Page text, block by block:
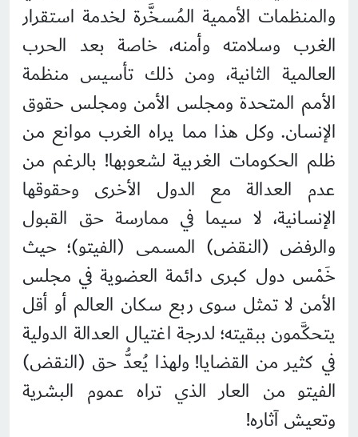
والمنظمات الأممية المُسخَّرة لخدمة استقرار
الغرب وسلامته وأمنه، خاصة بعد الحرب
العالمية الثانية، ومن ذلك تأسيس منظمة
الأمم المتحدة ومجلس الأمن ومجلس حقوق
الإنسان. وكل هذا مما يراه الغرب موانع من
ظلم الحكومات الغربية لشعوبها! بالرغم من
عدم العدالة مع الدول الأخرى وحقوقها
الإنسانية، لا سيما في ممارسة حق القبول
والرفض (النقض) المسمى (الفيتو)؛ حيث
خَمْس دول كبرى دائمة العضوية في مجلس
الأمن لا تمثل سوى ربع سكان العالم أو أقل
يتحكَّمون ببقيته؛ لدرجة اغتيال العدالة الدولية
في كثير من القضايا! ولهذا يُعدُّ حق (النقض)
الفيتو من العار الذي تراه عموم البشرية
وتعيش آثاره!